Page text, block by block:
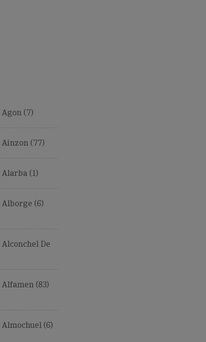
(7)
(77)
(1)
Alborge (6)
De
(83)
(6)